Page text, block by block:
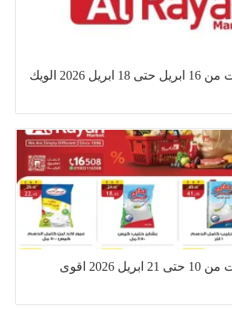
عروض الراية ماركت من 16 ابريل حتى 18 ابريل 2026 الويك
عروض الراية ماركت من 10 حتى 21 ابريل 2026 اقوى